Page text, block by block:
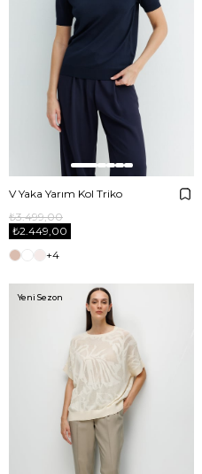
V Yaka Yarım Kol Triko
₺2.449,00
₺3.499,00
+4
Yeni Sezon